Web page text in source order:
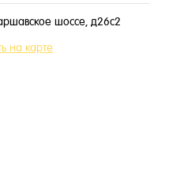
шоссе, д26с2
на карте